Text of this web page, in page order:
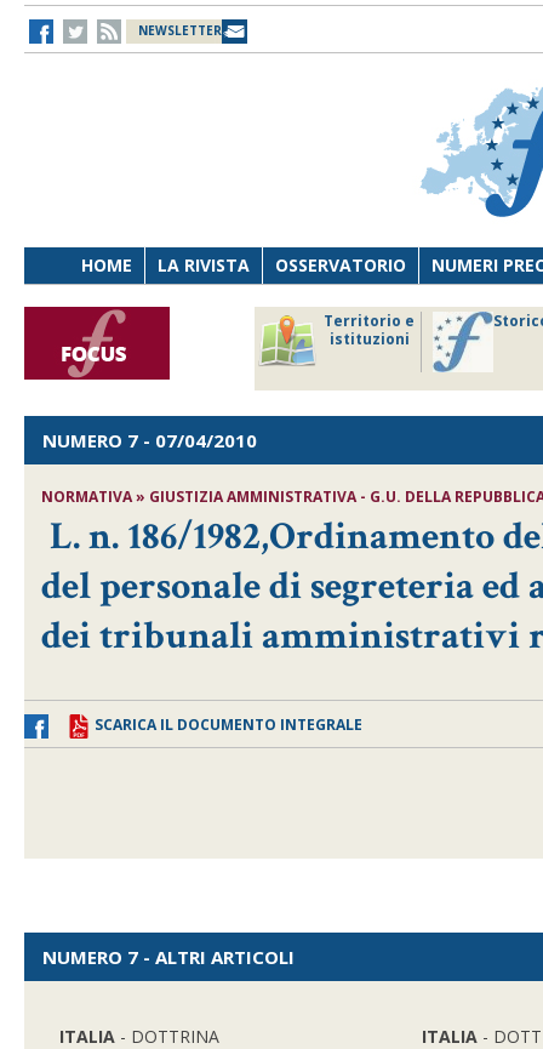
NEWSLETTER
HOME LA RIVISTA OSSERVATORIO NUMERI
Territorio e
istituzioni
NUMERO 7 - 07/04/2010
NORMATIVA » GIUSTIZIA AMMINISTRATIVA - G.U. DELLA
L. n. 186/1982,Ordinamento
del personale di segreteria
dei tribunali amministrativi
SCARICA IL DOCUMENTO INTEGRALE
NUMERO 7 - ALTRI ARTICOLI
ITALIA - DOTTRINA ITALIA -